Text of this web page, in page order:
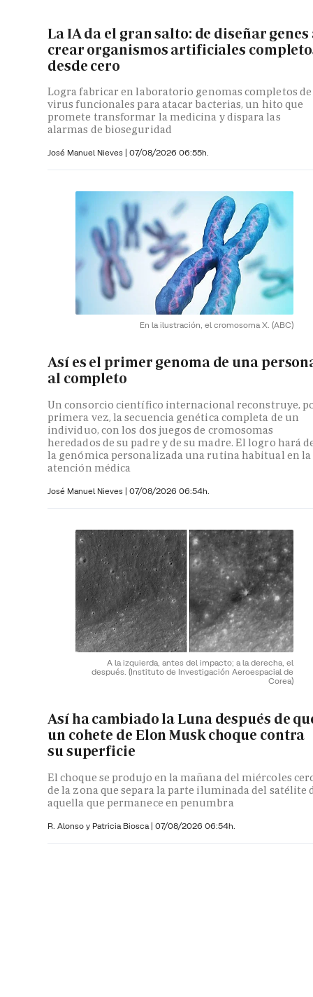
La IA da el gran salto: de diseñar genes
crear organismos artificiales
desde cero
Logra fabricar en laboratorio genomas completos de
virus funcionales para atacar bacterias, un hito que
promete transformar la medicina y dispara las
alarmas de bioseguridad
José Manuel Nieves | 07/08/2026 06:55h.
En la ilustración, el cromosoma X. (ABC)
Así es el primer genoma de una
al completo
Un consorcio científico internacional reconstruye,
primera vez, la secuencia genética completa de un
individuo, con los dos juegos de cromosomas
heredados de su padre y de su madre. El logro hará
la genómica personalizada una rutina habitual en la
atención médica
José Manuel Nieves | 07/08/2026 06:54h.
A la izquierda, antes del impacto; a la derecha, el
después. (Instituto de Investigación Aeroespacial de
Corea)
Así ha cambiado la Luna después de
un cohete de Elon Musk choque contra
su superficie
El choque se produjo en la mañana del miércoles
de la zona que separa la parte iluminada del satélite
aquella que permanece en penumbra
R. Alonso y Patricia Biosca | 07/08/2026 06:54h.